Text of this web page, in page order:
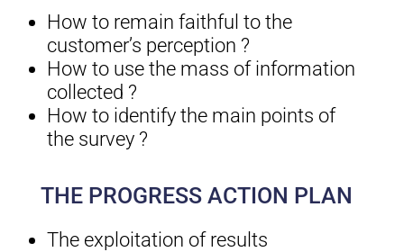
How to remain faithful to the
customer’s perception ?
How to use the mass of information
collected ?
How to identify the main points of
the survey ?
THE PROGRESS ACTION PLAN
The exploitation of results